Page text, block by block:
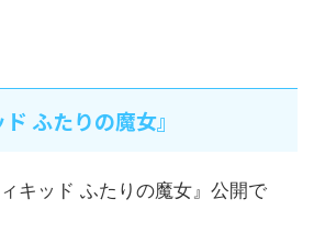
ふたりの魔女』
キッド ふたりの魔女』公開で